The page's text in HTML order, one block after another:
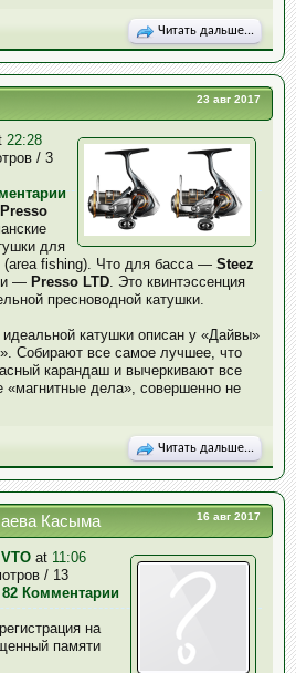
Читать дальше...
23 авг 2017
22:28
/ 3
для
fishing). Что для басса — Steez
— Presso LTD . Это квинтэссенция
пресноводной катушки.
идеальной катушки описан у «Дайвы»
Собирают все самое лучшее, что
карандаш и вычеркивают все
дела», совершенно не
Читать дальше...
16 авг 2017
Касыма
at 11:06
/ 13
82 Комментарии
на
памяти